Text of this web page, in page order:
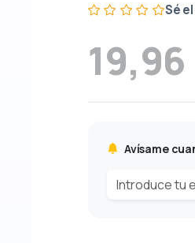
Sé
19,96
Avísame